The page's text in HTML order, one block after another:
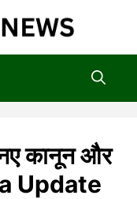
कानून और
Update